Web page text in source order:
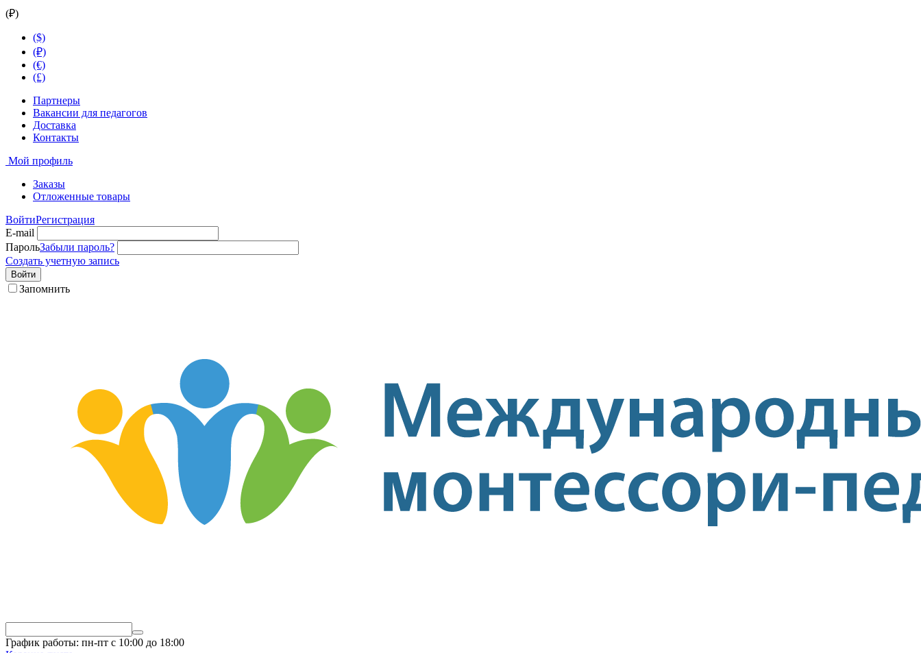
(₽)
($)
(₽)
(€)
(£)
Партнеры
Вакансии для педагогов
Доставка
Контакты
Мой профиль
Заказы
Отложенные товары
ВойтиРегистрация
E-mail
ПарольЗабыли пароль?
Создать учетную запись
Войти
Запомнить
График работы: пн-пт с 10:00 до 18:00